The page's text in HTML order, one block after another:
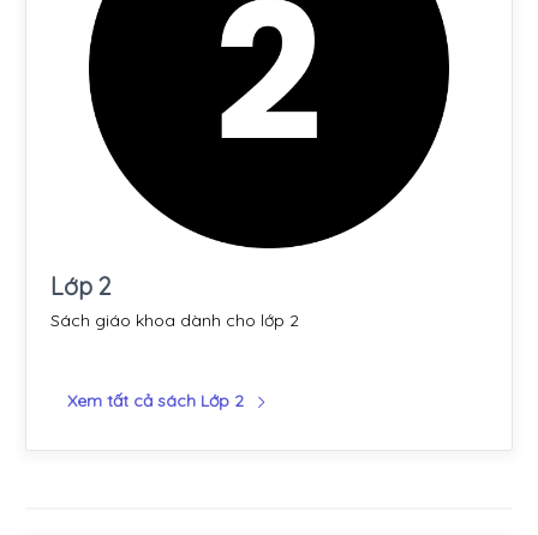
Lớp 2
Sách giáo khoa dành cho lớp 2
Xem tất cả sách Lớp 2